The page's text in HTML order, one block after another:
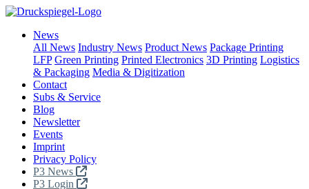
News
All News Industry News Product News Package Printing
LFP Green Printing Printed Electronics 3D Printing Logistics
& Packaging Media & Digitization
Contact
Subs & Service
Blog
Newsletter
Events
Imprint
Privacy Policy
P3 News
P3 Login